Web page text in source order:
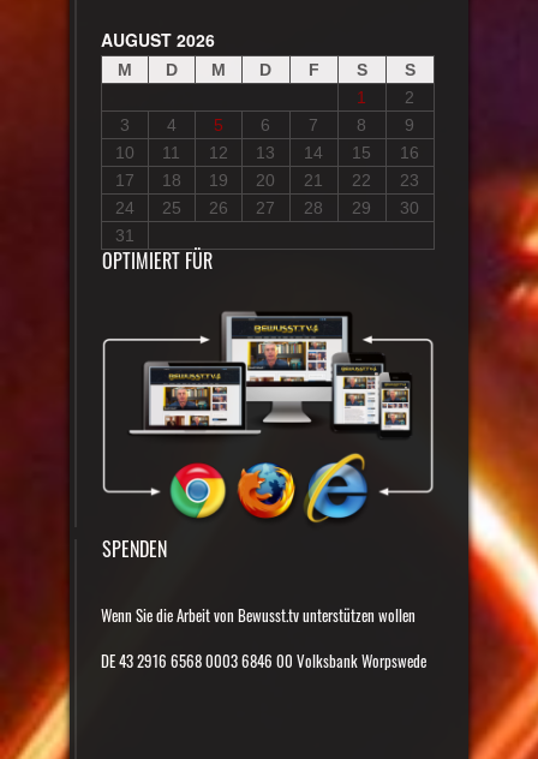
AUGUST 2026
M D M D F S
S
1
2
3
4 5 6 7 8
9
10
11 12 13 14 15
16
17
18 19 20 21 22
23
24
25 26 27 28 29
30
31
OPTIMIERT FÜR
SPENDEN
Wenn Sie die Arbeit von Bewusst.tv unterstützen wollen
DE 43 2916 6568 0003 6846 00 Volksbank Worpswede